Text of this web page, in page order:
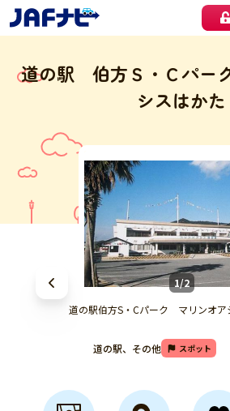
道の駅 伯方Ｓ・Ｃパー
シスはかた
1/2
道の駅伯方S・Cパーク マリンオア
道の駅、その他 スポット